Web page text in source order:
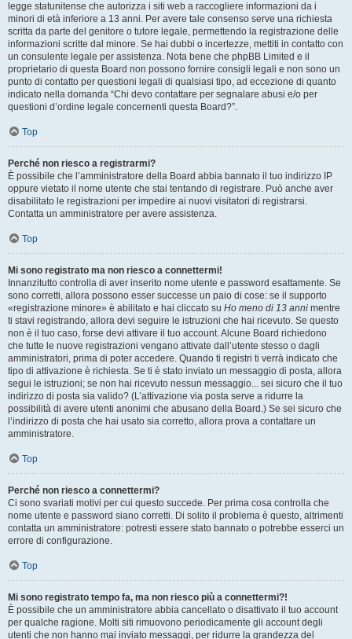
legge statunitense che autorizza i siti web a raccogliere informazioni da i
minori di età inferiore a 13 anni. Per avere tale consenso serve una richiesta
scritta da parte del genitore o tutore legale, permettendo la registrazione delle
informazioni scritte dal minore. Se hai dubbi o incertezze, mettiti in contatto con
un consulente legale per assistenza. Nota bene che phpBB Limited e il
proprietario di questa Board non possono fornire consigli legali e non sono un
punto di contatto per questioni legali di qualsiasi tipo, ad eccezione di quanto
indicato nella domanda “Chi devo contattare per segnalare abusi e/o per
questioni d’ordine legale concernenti questa Board?”.
Top
Perché non riesco a registrarmi?
È possibile che l’amministratore della Board abbia bannato il tuo indirizzo IP
oppure vietato il nome utente che stai tentando di registrare. Può anche aver
disabilitato le registrazioni per impedire ai nuovi visitatori di registrarsi.
Contatta un amministratore per avere assistenza.
Top
Mi sono registrato ma non riesco a connettermi!
Innanzitutto controlla di aver inserito nome utente e password esattamente. Se
sono corretti, allora possono esser successe un paio di cose: se il supporto
«registrazione minore» è abilitato e hai cliccato su Ho meno di 13 anni mentre
ti stavi registrando, allora devi seguire le istruzioni che hai ricevuto. Se questo
non è il tuo caso, forse devi attivare il tuo account. Alcune Board richiedono
che tutte le nuove registrazioni vengano attivate dall’utente stesso o dagli
amministratori, prima di poter accedere. Quando ti registri ti verrà indicato che
tipo di attivazione è richiesta. Se ti è stato inviato un messaggio di posta, allora
segui le istruzioni; se non hai ricevuto nessun messaggio... sei sicuro che il tuo
indirizzo di posta sia valido? (L’attivazione via posta serve a ridurre la
possibilità di avere utenti anonimi che abusano della Board.) Se sei sicuro che
l’indirizzo di posta che hai usato sia corretto, allora prova a contattare un
amministratore.
Top
Perché non riesco a connettermi?
Ci sono svariati motivi per cui questo succede. Per prima cosa controlla che
nome utente e password siano corretti. Di solito il problema è questo, altrimenti
contatta un amministratore: potresti essere stato bannato o potrebbe esserci un
errore di configurazione.
Top
Mi sono registrato tempo fa, ma non riesco più a connettermi?!
È possibile che un amministratore abbia cancellato o disattivato il tuo account
per qualche ragione. Molti siti rimuovono periodicamente gli account degli
utenti che non hanno mai inviato messaggi, per ridurre la grandezza del